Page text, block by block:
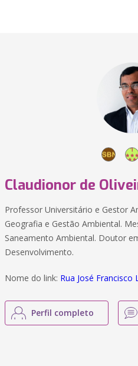
Claudionor de
Professor Universitário e Gestor
Geografia e Gestão Ambiental.
Saneamento Ambiental. Doutor
Desenvolvimento.
Nome do link: Rua José Francisco
Perfil completo